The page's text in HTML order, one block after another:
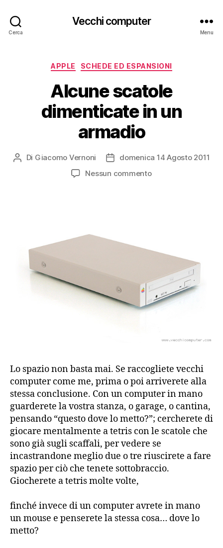
Cerca
Vecchi computer
Menu
Categorie
APPLE SCHEDE ED ESPANSIONI
Alcune scatole
dimenticate in un
armadio
Autore
Di Giacomo Vernoni
Datadomenica 14 Agosto 2011
Nessun commentosu
Lo spazio non basta mai. Se raccogliete vecchi
computer come me, prima o poi arriverete alla
stessa conclusione. Con un computer in mano
guarderete la vostra stanza, o garage, o cantina,
pensando “questo dove lo metto?”; cercherete di
giocare mentalmente a tetris con le scatole che
sono già sugli scaffali, per vedere se
incastrandone meglio due o tre riuscirete a fare
spazio per ciò che tenete sottobraccio.
Giocherete a tetris molte volte,
finché invece di un computer avrete in mano
un mouse e penserete la stessa cosa… dove lo
metto?